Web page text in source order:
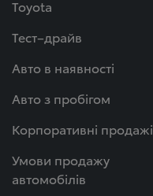
Toyota
Тест–драйв
Авто в наявності
Авто з пробігом
Корпоративні продажі
Умови продажу
автомобілів